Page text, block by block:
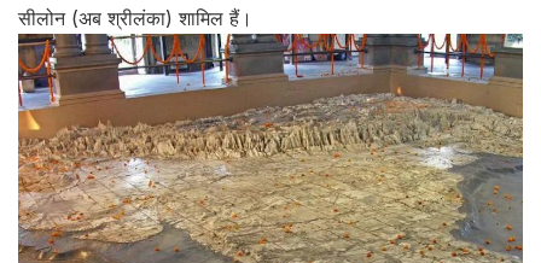
सीलोन (अब श्रीलंका) शामिल हैं।